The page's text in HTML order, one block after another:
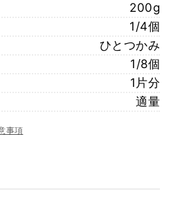
200g
1/4個
ひとつかみ
1/8個
1片分
適量
事項